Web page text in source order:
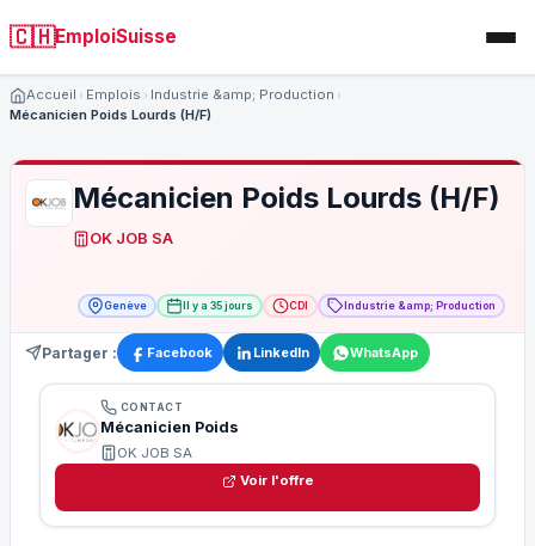
🇨🇭EmploiSuisse
Accueil Emplois
Industrie &amp; Production
Mécanicien Poids Lourds (H/F)
Mécanicien Poids Lourds (H/F)
OK JOB SA
Genève Il y a 35 jours CDI Industrie &amp; Production
Partager : Facebook LinkedIn WhatsApp
CONTACT
Mécanicien Poids
OK JOB SA
Voir l'offre